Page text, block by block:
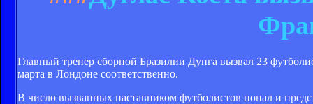
Главный тренер сборной Бразилии Дунга вызвал 23
марта в Лондоне соответственно.
В число вызванных наставником футболистов попал и